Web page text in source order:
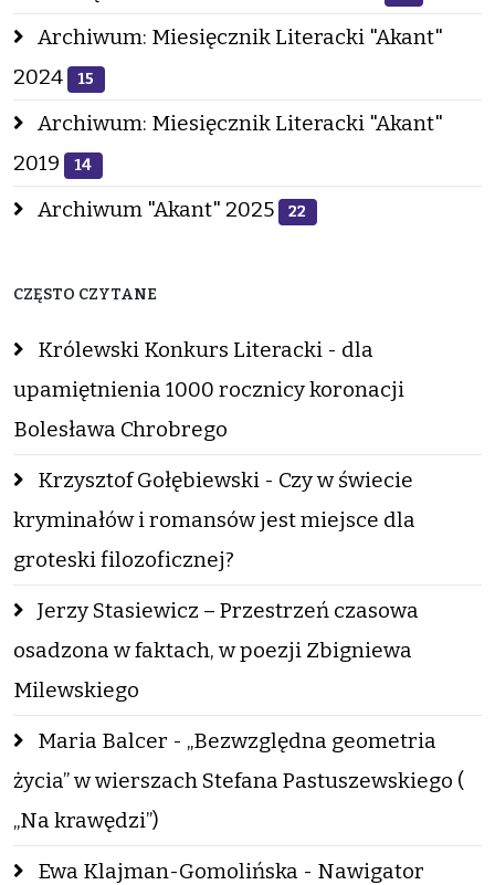
Archiwum: Miesięcznik Literacki "Akant"
2024
15
Archiwum: Miesięcznik Literacki "Akant"
2019
14
Archiwum "Akant" 2025 22
CZĘSTO CZYTANE
Królewski Konkurs Literacki - dla
upamiętnienia 1000 rocznicy koronacji
Bolesława Chrobrego
Krzysztof Gołębiewski - Czy w świecie
kryminałów i romansów jest miejsce dla
groteski filozoficznej?
Jerzy Stasiewicz – Przestrzeń czasowa
osadzona w faktach, w poezji Zbigniewa
Milewskiego
Maria Balcer - „Bezwzględna geometria
życia” w wierszach Stefana Pastuszewskiego (
„Na krawędzi”)
Ewa Klajman-Gomolińska - Nawigator